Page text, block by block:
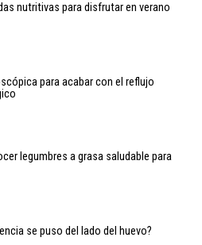
nutritivas para disfrutar en verano
para acabar con el reflujo
legumbres a grasa saludable para
se puso del lado del huevo?